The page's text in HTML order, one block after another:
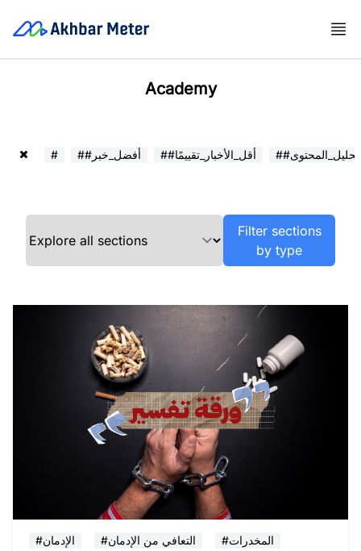
Academy
# ##أفضل_خبر ##أقل_الأخبار_تقييمًا ##تحليل_المحتوى
Filter sections
by type
#الإدمان #التعافي من الإدمان #المخدرات